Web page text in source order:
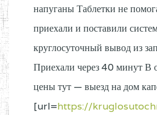
напуганы Таблетки не
приехали и поставили
круглосуточный вывод из
Приехали через 40 минут В
цены тут — выезд на дом
[url=https://